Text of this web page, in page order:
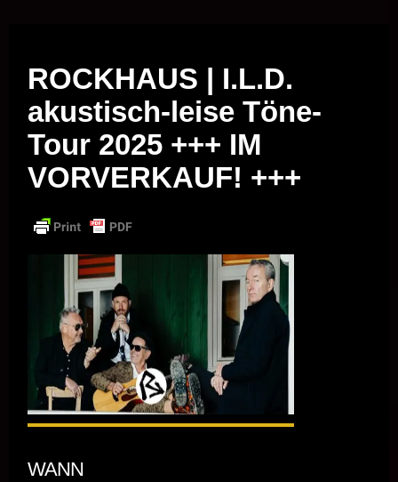
ROCKHAUS | I.L.D.
akustisch-leise Töne-
Tour 2025 +++ IM
VORVERKAUF! +++
WANN